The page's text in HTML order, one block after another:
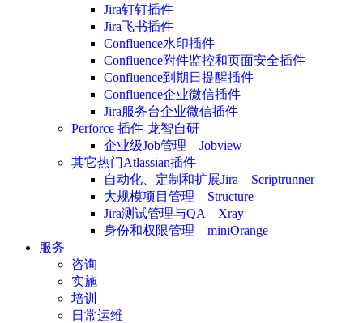
Jira钉钉插件
Jira飞书插件
Confluence水印插件
Confluence附件监控和页面安全插件
Confluence到期日提醒插件
Confluence企业微信插件
Jira服务台企业微信插件
Perforce 插件-龙智自研
企业级Job管理 – Jobview
其它热门Atlassian插件
自动化、定制和扩展Jira – Scriptrunner
大规模项目管理 – Structure
Jira测试管理与QA – Xray
身份和权限管理 – miniOrange
服务
咨询
实施
培训
日常运维